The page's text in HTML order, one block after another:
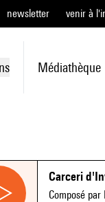
newsletter venir à
Médiathèque
Carceri
Composé